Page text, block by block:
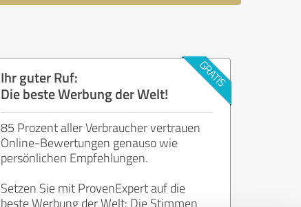
Ihr guter Ruf:
Die beste Werbung der Welt!
85 Prozent aller Verbraucher vertrauen
Online-Bewertungen genauso wie
persönlichen Empfehlungen.
Setzen Sie mit ProvenExpert auf die
beste Werbung der Welt: Die Stimmen